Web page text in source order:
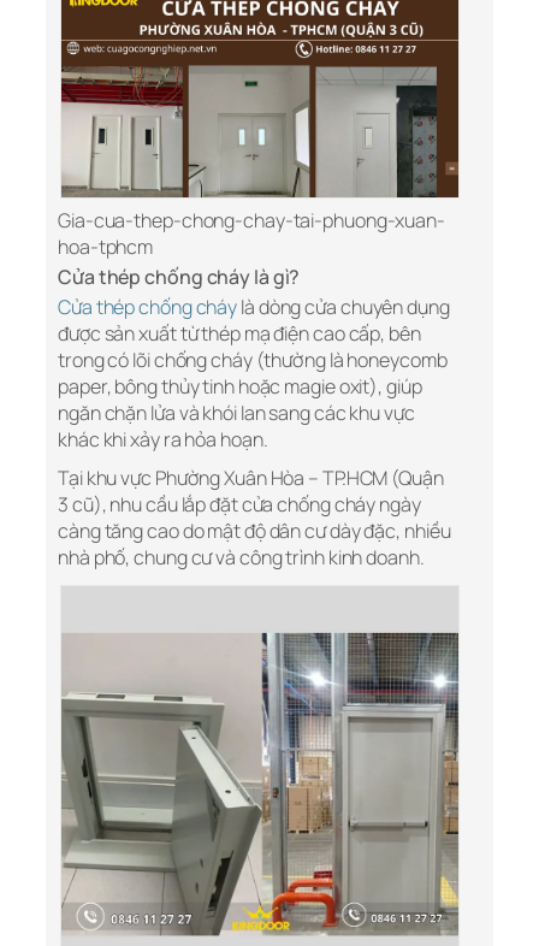
Gia-cua-thep-chong-chay-tai-phuong-xuan-
hoa-tphcm
Cửa thép chống cháy là gì?
Cửa thép chống cháylà dòng cửa chuyên dụng
được sản xuất từ thép mạ điện cao cấp, bên
trong có lõi chống cháy (thường là honeycomb
paper, bông thủy tinh hoặc magie oxit), giúp
ngăn chặn lửa và khói lan sang các khu vực
khác khi xảy ra hỏa hoạn.
Tại khu vực Phường Xuân Hòa – TP.HCM (Quận
3 cũ), nhu cầu lắp đặt cửa chống cháy ngày
càng tăng cao do mật độ dân cư dày đặc, nhiều
nhà phố, chung cư và công trình kinh doanh.